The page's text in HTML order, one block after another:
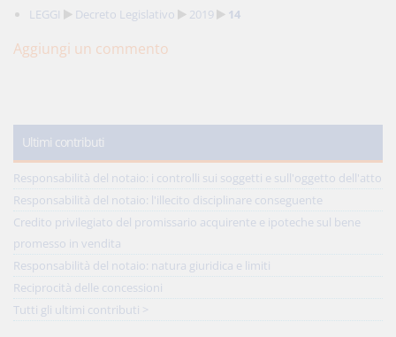
LEGGI Decreto Legislativo 2019 14
Aggiungi un commento
Ultimi contributi
Responsabilità del notaio: i controlli sui soggetti e sull'oggetto dell'atto
Responsabilità del notaio: l'illecito disciplinare conseguente
Credito privilegiato del promissario acquirente e ipoteche sul bene
promesso in vendita
Responsabilità del notaio: natura giuridica e limiti
Reciprocità delle concessioni
Tutti gli ultimi contributi >